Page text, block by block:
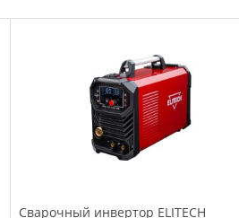
Сварочный инвертор ELITECH